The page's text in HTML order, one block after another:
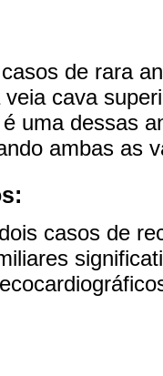
de rara
cava
uma dessas
ambas as
casos de